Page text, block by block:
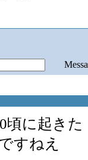
頃に起きた
すねえ